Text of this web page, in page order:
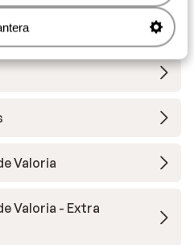
Valoria
Valoria - Extra